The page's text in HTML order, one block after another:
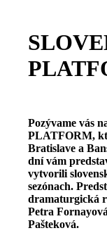
Pozývame vás
PLATFORM,
Bratislave a
dní vám
vytvorili
sezónach.
dramaturgická
Petra
Pašteková.